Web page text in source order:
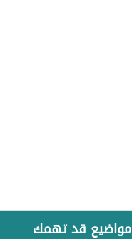
مواضيع قد تهمك